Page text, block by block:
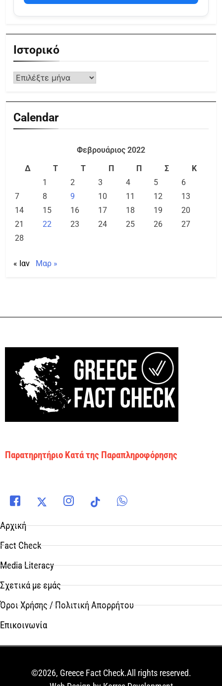
Ιστορικό
Calendar
Φεβρουάριος 2022
Δ
Τ Τ Π Π Σ
Κ
1
2 3 4 5
6
7
8 9 10 11 12
13
14
15 16 17 18 19
20
21
22 23 24 25 26
27
28
« Ιαν Μαρ »
Παρατηρητήριο Κατά της Παραπληροφόρησης
Αρχική
Fact Check
Media Literacy
Σχετικά με εμάς
Όροι Χρήσης / Πολιτική Απορρήτου
Επικοινωνία
©2026, Greece Fact Check.All rights reserved.